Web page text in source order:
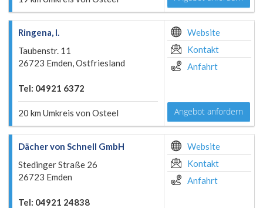
Ringena, I.
Taubenstr. 11
26723 Emden, Ostfriesland
Tel: 04921 6372
20 km Umkreis von Osteel
Website
Kontakt
Anfahrt
Angebot anfordern
Dächer von Schnell GmbH
Stedinger Straße 26
26723 Emden
Tel: 04921 24838
Website
Kontakt
Anfahrt